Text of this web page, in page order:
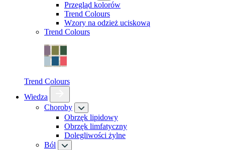
Przegląd kolorów
Trend Colours
Wzory na odzież uciskową
Trend Colours
Trend Colours
Wiedza
Choroby
Obrzęk lipidowy
Obrzęk limfatyczny
Dolegliwości żylne
Ból